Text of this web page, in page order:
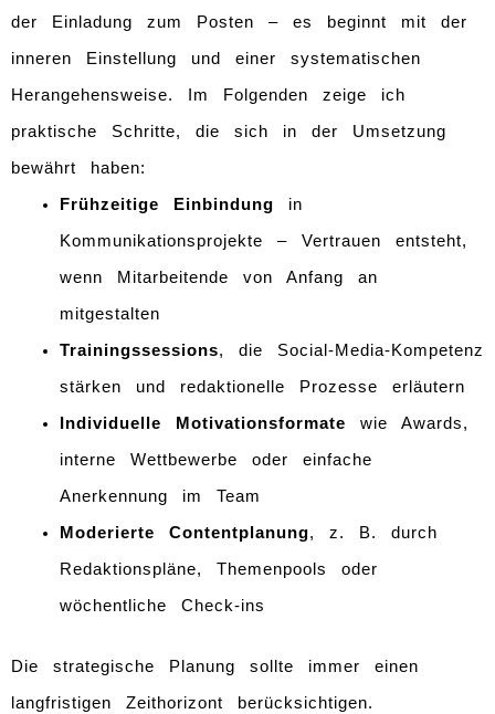
der Einladung zum Posten – es beginnt mit der
inneren Einstellung und einer systematischen
Herangehensweise. Im Folgenden zeige ich
praktische Schritte, die sich in der Umsetzung
bewährt haben:
Frühzeitige Einbindung in
Kommunikationsprojekte – Vertrauen entsteht,
wenn Mitarbeitende von Anfang an
mitgestalten
Trainingssessions, die Social-Media-Kompetenz
stärken und redaktionelle Prozesse erläutern
Individuelle Motivationsformate wie Awards,
interne Wettbewerbe oder einfache
Anerkennung im Team
Moderierte Contentplanung, z. B. durch
Redaktionspläne, Themenpools oder
wöchentliche Check-ins
Die strategische Planung sollte immer einen
langfristigen Zeithorizont berücksichtigen.